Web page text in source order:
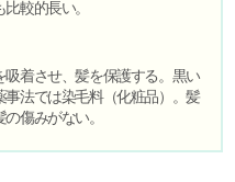
較的長い。
着させ、髪を保護する。黒い
法では染毛料（化粧品）。髪
傷みがない。